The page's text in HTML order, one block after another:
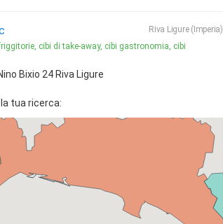
Riva Ligure (Imperia)
cibi di take-away, cibi gastronomia, cibi
Bixio 24 Riva Ligure
tua ricerca: